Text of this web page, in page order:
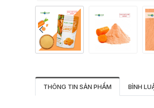
THÔNG TIN SẢN PHẨM BÌNH